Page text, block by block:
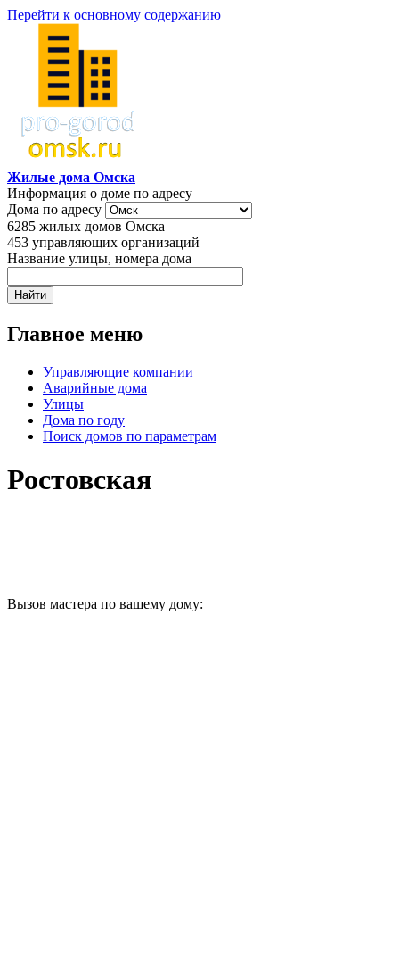
Перейти к основному содержанию
Жилые дома Омска
Информация о доме по адресу
Дома по адресу
6285 жилых домов Омска
453 управляющих организаций
Название улицы, номера дома
Главное меню
Управляющие компании
Аварийные дома
Улицы
Дома по году
Поиск домов по параметрам
Ростовская
Вызов мастера по вашему дому: